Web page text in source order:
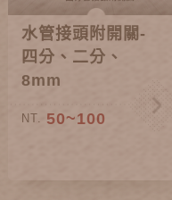
水管接頭附開關-
四分、二分、
8mm
NT. 50~100